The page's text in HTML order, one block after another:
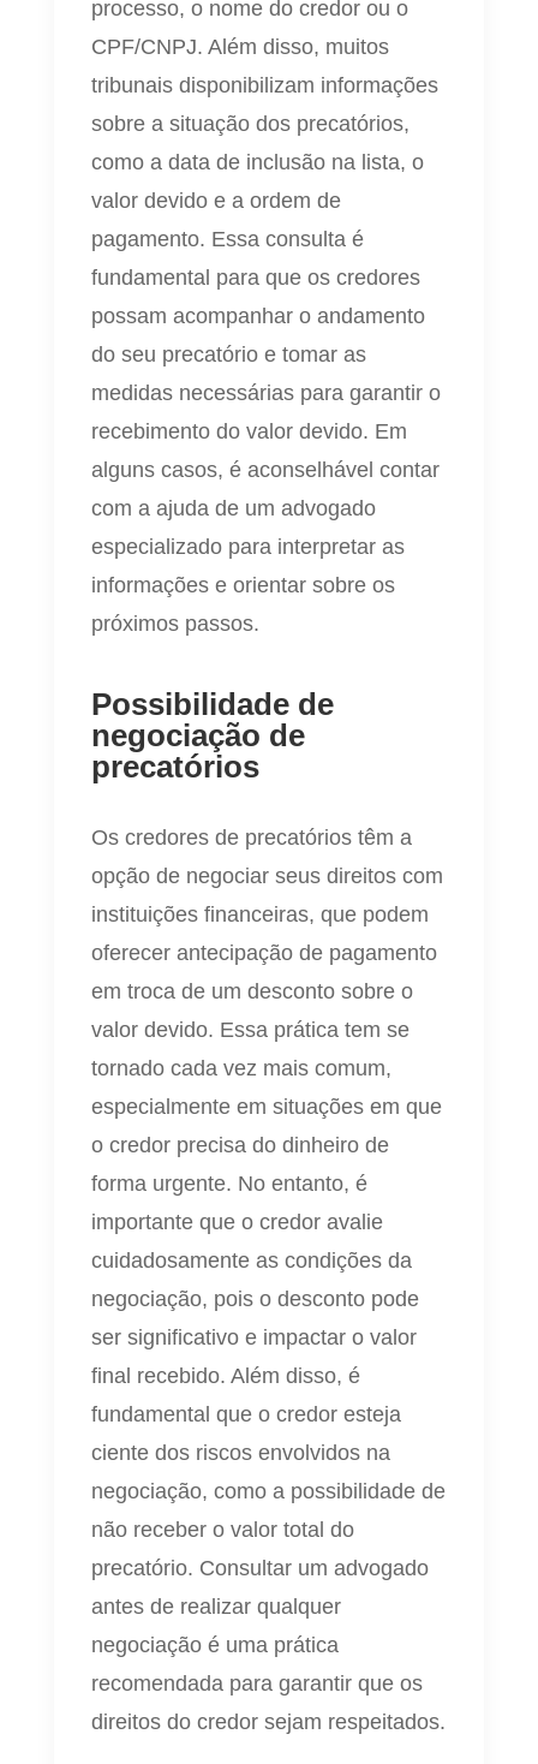
processo, o nome do credor ou o
CPF/CNPJ. Além disso, muitos
tribunais disponibilizam informações
sobre a situação dos precatórios,
como a data de inclusão na lista, o
valor devido e a ordem de
pagamento. Essa consulta é
fundamental para que os credores
possam acompanhar o andamento
do seu precatório e tomar as
medidas necessárias para garantir o
recebimento do valor devido. Em
alguns casos, é aconselhável contar
com a ajuda de um advogado
especializado para interpretar as
informações e orientar sobre os
próximos passos.
Possibilidade de
negociação de
precatórios
Os credores de precatórios têm a
opção de negociar seus direitos com
instituições financeiras, que podem
oferecer antecipação de pagamento
em troca de um desconto sobre o
valor devido. Essa prática tem se
tornado cada vez mais comum,
especialmente em situações em que
o credor precisa do dinheiro de
forma urgente. No entanto, é
importante que o credor avalie
cuidadosamente as condições da
negociação, pois o desconto pode
ser significativo e impactar o valor
final recebido. Além disso, é
fundamental que o credor esteja
ciente dos riscos envolvidos na
negociação, como a possibilidade de
não receber o valor total do
precatório. Consultar um advogado
antes de realizar qualquer
negociação é uma prática
recomendada para garantir que os
direitos do credor sejam respeitados.